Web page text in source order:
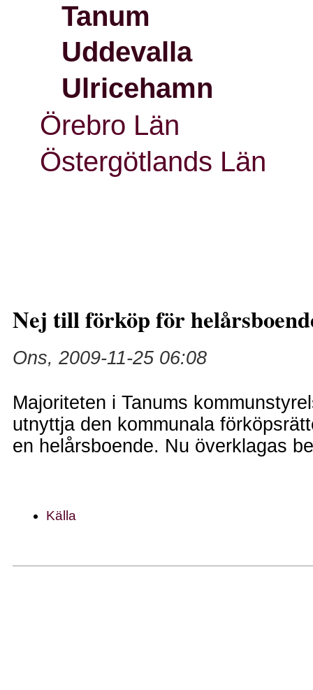
Tanum
Uddevalla
Ulricehamn
Örebro Län
Östergötlands Län
Nej till förköp för
Ons, 2009-11-25 06:08
Majoriteten i Tanums
utnyttja den kommunala
en helårsboende. Nu överklagas
Källa